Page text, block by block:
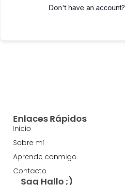
Don't have an account?
Enlaces Rápidos
Inicio
Sobre mí
Aprende conmigo
Contacto
Sag Hallo ;)